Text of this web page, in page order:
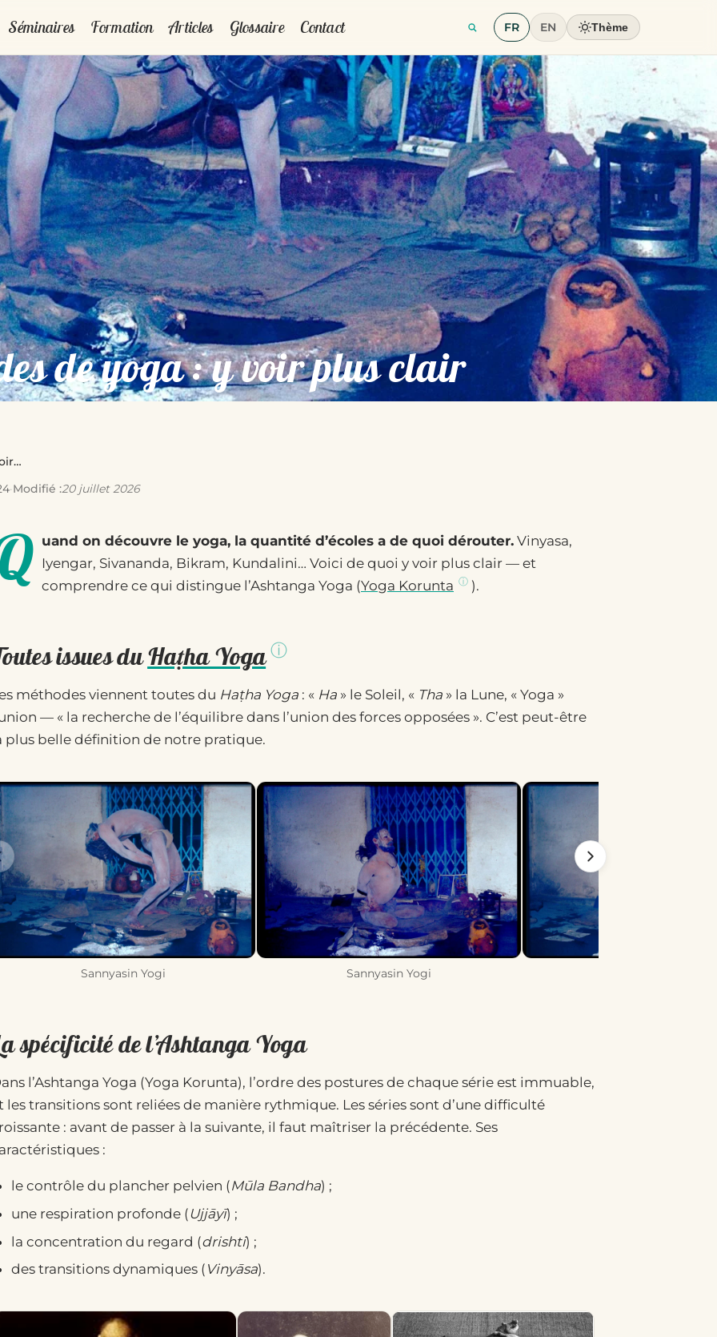
Séminaires Formation Articles Glossaire Contact FR EN Thème
de yoga : y voir plus clair
·Modifié :20 juillet 2026
uand on découvre le yoga, la quantité d’écoles a de quoi dérouter. Vinyasa,
Iyengar, Sivananda, Bikram, Kundalini… Voici de quoi y voir plus clair — et
comprendre ce qui distingue l’Ashtanga Yoga (Yoga Korunta ).
issues duHaṭha Yoga
méthodes viennent toutes du Haṭha Yoga : « Ha » le Soleil, « Tha » la Lune, « Yoga »
— « la recherche de l’équilibre dans l’union des forces opposées ». C’est peut-être
plus belle définition de notre pratique.
Sannyasin Yogi Sannyasin Yogi
spécificité de l’Ashtanga Yoga
l’Ashtanga Yoga (Yoga Korunta), l’ordre des postures de chaque série est immuable,
les transitions sont reliées de manière rythmique. Les séries sont d’une difficulté
: avant de passer à la suivante, il faut maîtriser la précédente. Ses
:
le contrôle du plancher pelvien (Mūla Bandha) ;
une respiration profonde (Ujjāyī) ;
la concentration du regard (drishti) ;
des transitions dynamiques ( Vinyāsa).